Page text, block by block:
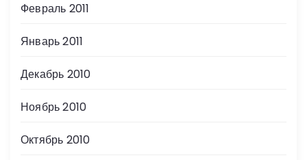
Февраль 2011
Январь 2011
Декабрь 2010
Ноябрь 2010
Октябрь 2010